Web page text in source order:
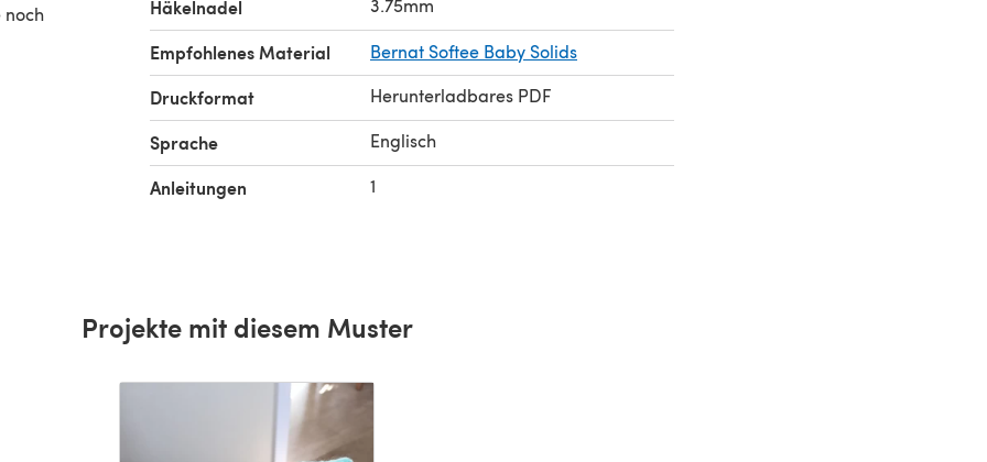
Häkelnadel 3.75mm
Empfohlenes Material Bernat Softee Baby Solids
Druckformat Herunterladbares PDF
Sprache Englisch
Anleitungen 1
Projekte mit diesem Muster